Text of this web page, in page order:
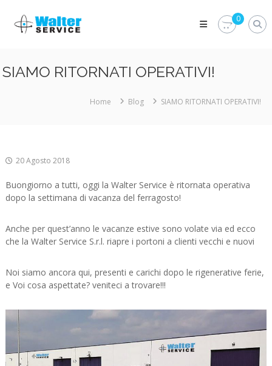
content
Walter
Service
parti
Service
0
SIAMO RITORNATI OPERATIVI!
Home Blog SIAMO RITORNATI OPERATIVI!
20 Agosto 2018
Buongiorno a tutti, oggi la Walter Service è ritornata operativa
dopo la settimana di vacanza del ferragosto!
Anche per quest’anno le vacanze estive sono volate via ed ecco
che la Walter Service S.r.l. riapre i portoni a clienti vecchi e nuovi
Noi siamo ancora qui, presenti e carichi dopo le rigenerative ferie,
e Voi cosa aspettate? veniteci a trovare!!!